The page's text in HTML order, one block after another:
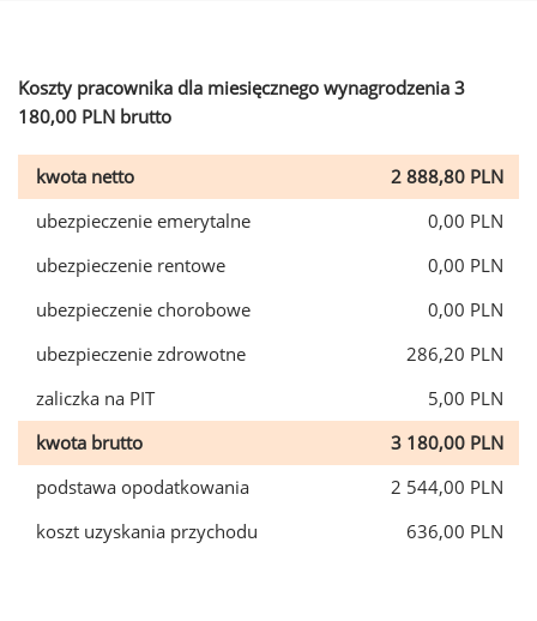
Koszty pracownika dla miesięcznego wynagrodzenia 3
180,00 PLN brutto
kwota netto
2 888,80 PLN
ubezpieczenie emerytalne
0,00 PLN
ubezpieczenie rentowe
0,00 PLN
ubezpieczenie chorobowe
0,00 PLN
ubezpieczenie zdrowotne
286,20 PLN
zaliczka na PIT
5,00 PLN
kwota brutto
3 180,00 PLN
podstawa opodatkowania
2 544,00 PLN
koszt uzyskania przychodu
636,00 PLN